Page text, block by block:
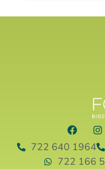
722 640 1964
722 166